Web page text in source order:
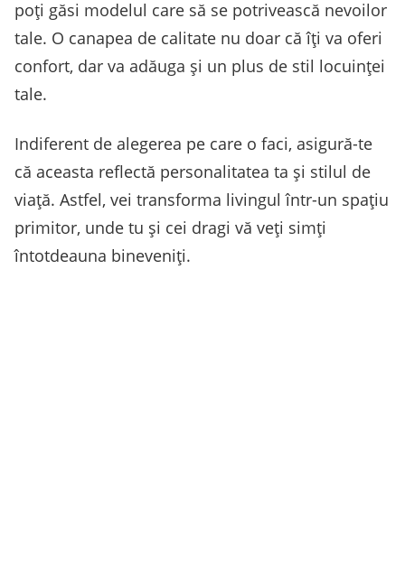
poți găsi modelul care să se potrivească nevoilor
tale. O canapea de calitate nu doar că îți va oferi
confort, dar va adăuga și un plus de stil locuinței
tale.
Indiferent de alegerea pe care o faci, asigură-te
că aceasta reflectă personalitatea ta și stilul de
viață. Astfel, vei transforma livingul într-un spațiu
primitor, unde tu și cei dragi vă veți simți
întotdeauna bineveniți.